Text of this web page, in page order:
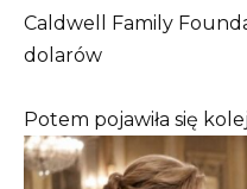
Caldwell Family
dolarów
Potem pojawiła się